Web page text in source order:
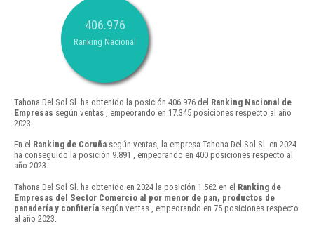
406.976
Ranking Nacional
Tahona Del Sol Sl. ha obtenido la posición 406.976 del Ranking Nacional de
Empresas según ventas , empeorando en 17.345 posiciones respecto al año
2023.
En el Ranking de Coruña según ventas, la empresa Tahona Del Sol Sl. en 2024
ha conseguido la posición 9.891 , empeorando en 400 posiciones respecto al
año 2023.
Tahona Del Sol Sl. ha obtenido en 2024 la posición 1.562 en el Ranking de
Empresas del Sector Comercio al por menor de pan, productos de
panadería y confitería según ventas , empeorando en 75 posiciones respecto
al año 2023.